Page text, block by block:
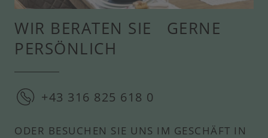
WIR BERATEN SIE GERNE
PERSÖNLICH
+43 316 825 618 0
ODER BESUCHEN SIE UNS IM GESCHÄFT IN